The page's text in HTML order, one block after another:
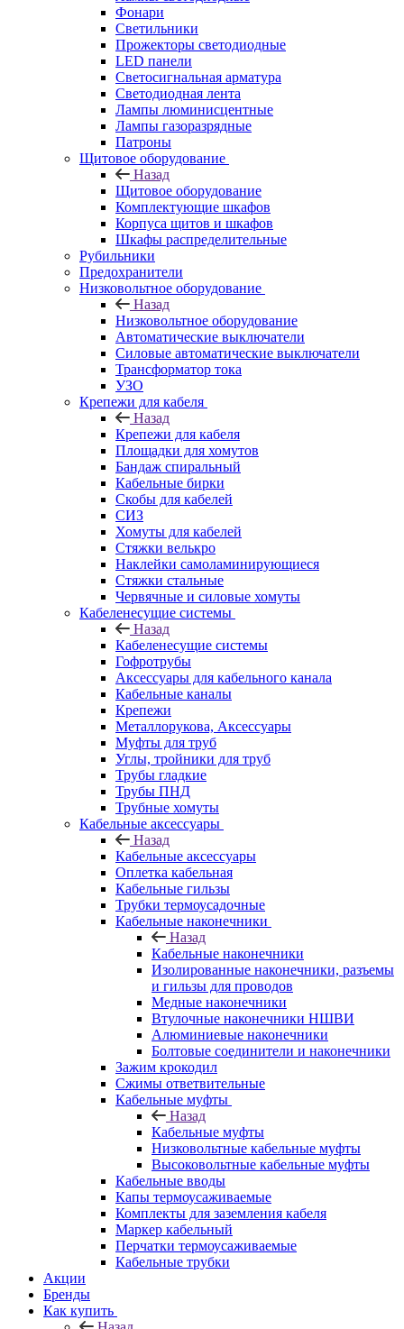
Фонари
Светильники
Прожекторы светодиодные
LED панели
Светосигнальная арматура
Светодиодная лента
Лампы люминисцентные
Лампы газоразрядные
Патроны
Щитовое оборудование
Назад
Щитовое оборудование
Комплектующие шкафов
Корпуса щитов и шкафов
Шкафы распределительные
Рубильники
Предохранители
Низковольтное оборудование
Назад
Низковольтное оборудование
Автоматические выключатели
Силовые автоматические выключатели
Трансформатор тока
УЗО
Крепежи для кабеля
Назад
Крепежи для кабеля
Площадки для хомутов
Бандаж спиральный
Кабельные бирки
Cкобы для кабелей
СИЗ
Хомуты для кабелей
Стяжки велькро
Наклейки самоламинирующиеся
Стяжки стальные
Червячные и силовые хомуты
Кабеленесущие системы
Назад
Кабеленесущие системы
Гофротрубы
Аксессуары для кабельного канала
Кабельные каналы
Крепежи
Металлорукова, Аксессуары
Муфты для труб
Углы, тройники для труб
Трубы гладкие
Трубы ПНД
Трубные хомуты
Кабельные аксессуары
Назад
Кабельные аксессуары
Оплетка кабельная
Кабельные гильзы
Трубки термоусадочные
Кабельные наконечники
Назад
Кабельные наконечники
Изолированные наконечники, разъемы
и гильзы для проводов
Медные наконечники
Втулочные наконечники НШВИ
Алюминиевые наконечники
Болтовые соединители и наконечники
Зажим крокодил
Сжимы ответвительные
Кабельные муфты
Назад
Кабельные муфты
Низковольтные кабельные муфты
Высоковольтные кабельные муфты
Кабельные вводы
Капы термоусаживаемые
Комплекты для заземления кабеля
Маркер кабельный
Перчатки термоусаживаемые
Кабельные трубки
Акции
Бренды
Как купить